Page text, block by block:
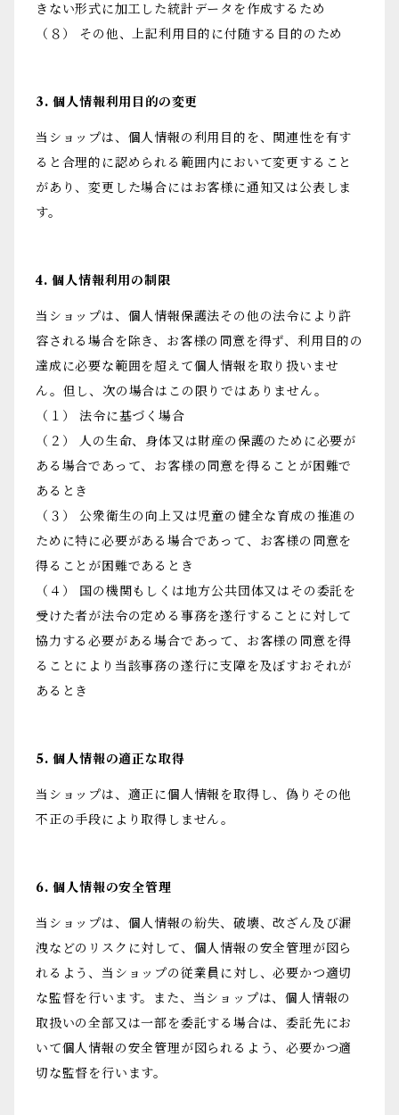
きない形式に加工した統計データを作成するため
（８） その他、上記利用目的に付随する目的のため
3. 個人情報利用目的の変更
当ショップは、個人情報の利用目的を、関連性を有す
ると合理的に認められる範囲内において変更すること
があり、変更した場合にはお客様に通知又は公表しま
す。
4. 個人情報利用の制限
当ショップは、個人情報保護法その他の法令により許
容される場合を除き、お客様の同意を得ず、利用目的の
達成に必要な範囲を超えて個人情報を取り扱いませ
ん。但し、次の場合はこの限りではありません。
（１） 法令に基づく場合
（２） 人の生命、身体又は財産の保護のために必要が
ある場合であって、お客様の同意を得ることが困難で
あるとき
（３） 公衆衛生の向上又は児童の健全な育成の推進の
ために特に必要がある場合であって、お客様の同意を
得ることが困難であるとき
（４） 国の機関もしくは地方公共団体又はその委託を
受けた者が法令の定める事務を遂行することに対して
協力する必要がある場合であって、お客様の同意を得
ることにより当該事務の遂行に支障を及ぼすおそれが
あるとき
5. 個人情報の適正な取得
当ショップは、適正に個人情報を取得し、偽りその他
不正の手段により取得しません。
6. 個人情報の安全管理
当ショップは、個人情報の紛失、破壊、改ざん及び漏
洩などのリスクに対して、個人情報の安全管理が図ら
れるよう、当ショップの従業員に対し、必要かつ適切
な監督を行います。また、当ショップは、個人情報の
取扱いの全部又は一部を委託する場合は、委託先にお
いて個人情報の安全管理が図られるよう、必要かつ適
切な監督を行います。